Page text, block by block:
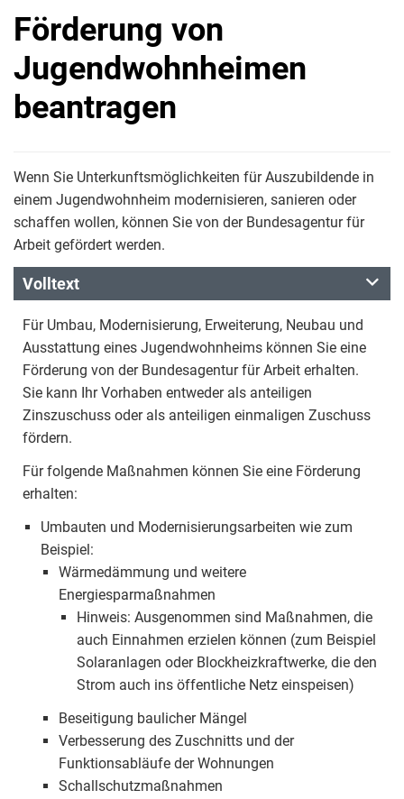
Förderung von
Jugendwohnheimen
beantragen
Wenn Sie Unterkunftsmöglichkeiten für Auszubildende in
einem Jugendwohnheim modernisieren, sanieren oder
schaffen wollen, können Sie von der Bundesagentur für
Arbeit gefördert werden.
Volltext
Für Umbau, Modernisierung, Erweiterung, Neubau und
Ausstattung eines Jugendwohnheims können Sie eine
Förderung von der Bundesagentur für Arbeit erhalten.
Sie kann Ihr Vorhaben entweder als anteiligen
Zinszuschuss oder als anteiligen einmaligen Zuschuss
fördern.
Für folgende Maßnahmen können Sie eine Förderung
erhalten:
Umbauten und Modernisierungsarbeiten wie zum
Beispiel:
Wärmedämmung und weitere
Energiesparmaßnahmen
Hinweis: Ausgenommen sind Maßnahmen, die
auch Einnahmen erzielen können (zum Beispiel
Solaranlagen oder Blockheizkraftwerke, die den
Strom auch ins öffentliche Netz einspeisen)
Beseitigung baulicher Mängel
Verbesserung des Zuschnitts und der
Funktionsabläufe der Wohnungen
Schallschutzmaßnahmen